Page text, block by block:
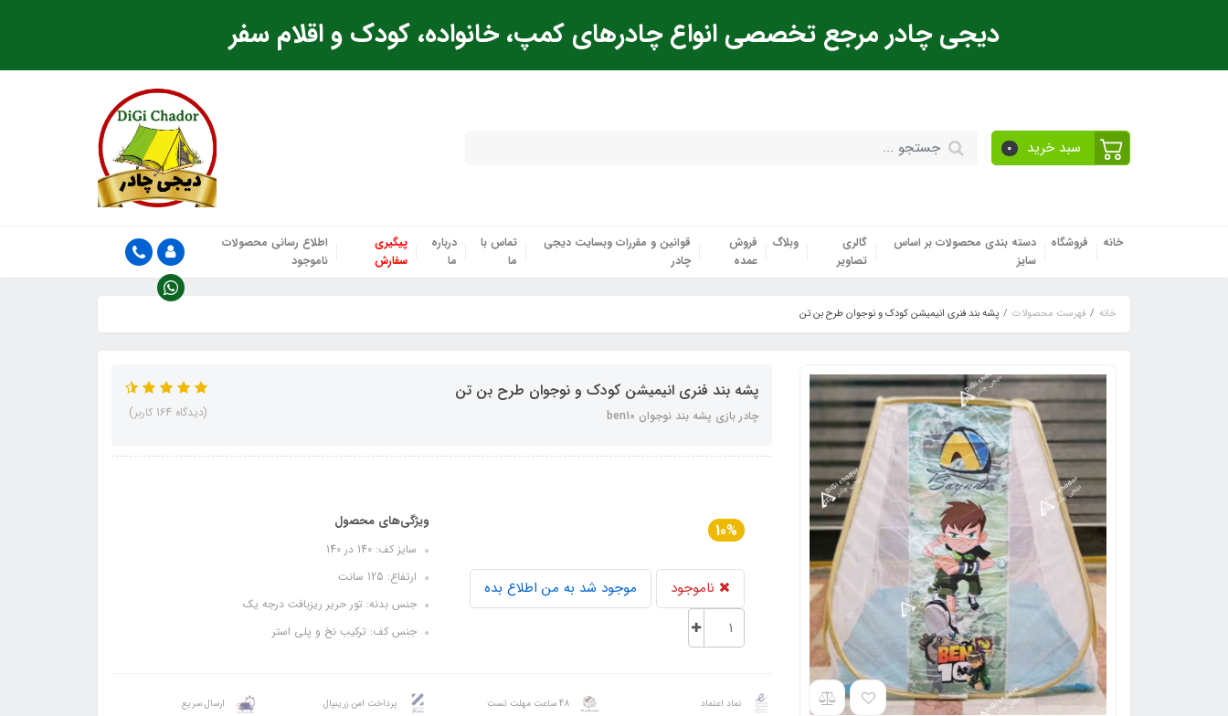
دیجی چادر مرجع تخصصی انواع چادرهای کمپ، خانواده، کودک و اقلام سفر
سبد خرید 0
خانه فروشگاه
دسته بندی محصولات بر اساس
سایز
گالری
تصاویر
وبلاگ
فروش
عمده
قوانین و مقررات وبسایت دیجی
چادر
تماس با
ما
درباره
ما
پیگیری
سفارش
اطلاع رسانی محصولات
ناموجود
خانه فهرست محصولات پشه‌ بند فنری انیمیشن کودک و نوجوان طرح بن تن
پشه‌ بند فنری انیمیشن کودک و نوجوان طرح بن تن
چادر بازی پشه‌ بند نوجوان ben10 (دیدگاه 164 کاربر)
10%
ناموجود موجود شد به من اطلاع بده
ویژگی‌های محصول
سایز کف: 140 در 140
ارتفاع: 125 سانت
جنس بدنه: تور حریر ریزبافت درجه یک
جنس کف: ترکیب نخ و پلی استر
نماد اعتماد 48 ساعت مهلت تست پرداخت امن زرینپال ارسال سریع